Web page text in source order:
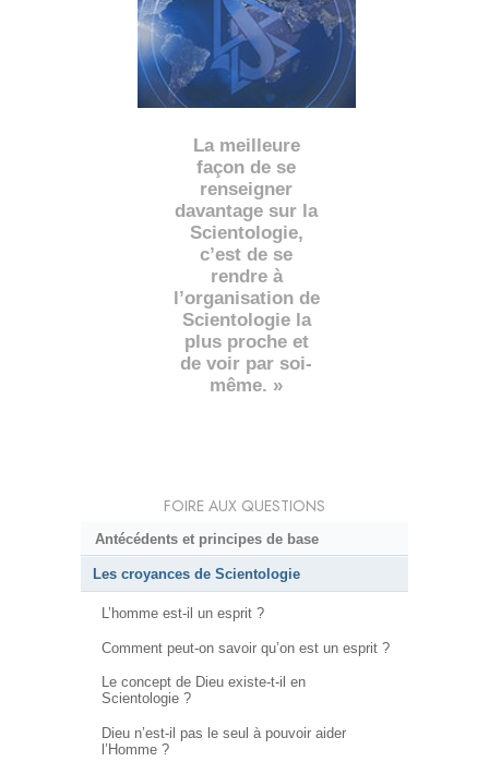
La meilleure
façon de se
renseigner
davantage sur la
Scientologie,
c’est de se
rendre à
l’organisation de
Scientologie la
plus proche et
de voir par soi-
même. »
FOIRE AUX QUESTIONS
Antécédents et principes de base
Les croyances de Scientologie
L’homme est-il un esprit ?
Comment peut-on savoir qu’on est un esprit ?
Le concept de Dieu existe-t-il en
Scientologie ?
Dieu n’est-il pas le seul à pouvoir aider
l’Homme ?